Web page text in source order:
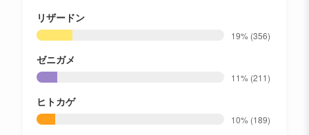
リザードン
19% (356)
ゼニガメ
11% (211)
ヒトカゲ
10% (189)